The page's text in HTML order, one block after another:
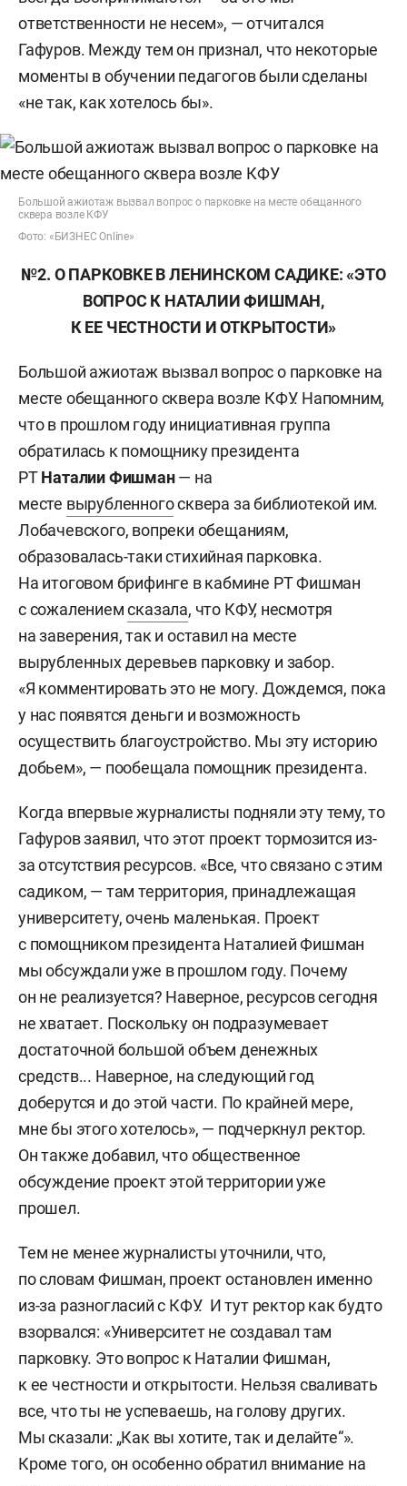
ответственности не несем», — отчитался
Гафуров. Между тем он признал, что некоторые
моменты в обучении педагогов были сделаны
«не так, как хотелось бы».
Большой ажиотаж вызвал вопрос о парковке на месте обещанного
сквера возле КФУ
Фото: «БИЗНЕС Online»
№2. О ПАРКОВКЕ В ЛЕНИНСКОМ САДИКЕ: «ЭТО
ВОПРОС К НАТАЛИИ ФИШМАН,
К ЕЕ ЧЕСТНОСТИ И ОТКРЫТОСТИ»
Большой ажиотаж вызвал вопрос о парковке на
месте обещанного сквера возле КФУ. Напомним,
что в прошлом году инициативная группа
обратилась к помощнику президента
РТНаталии Фишман— на
месте вырубленногосквера за библиотекой им.
Лобачевского, вопреки обещаниям,
образовалась-таки стихийная парковка.
На итоговом брифинге в кабмине РТ Фишман
с сожалениемсказала, что КФУ, несмотря
на заверения, так и оставил на месте
вырубленных деревьев парковку и забор.
«Я комментировать это не могу. Дождемся, пока
у нас появятся деньги и возможность
осуществить благоустройство. Мы эту историю
добьем», — пообещала помощник президента.
Когда впервые журналисты подняли эту тему, то
Гафуров заявил, что этот проект тормозится из-
за отсутствия ресурсов. «Все, что связано с этим
садиком, — там территория, принадлежащая
университету, очень маленькая. Проект
с помощником президента Наталией Фишман
мы обсуждали уже в прошлом году. Почему
он не реализуется? Наверное, ресурсов сегодня
не хватает. Поскольку он подразумевает
достаточной большой объем денежных
средств... Наверное, на следующий год
доберутся и до этой части. По крайней мере,
мне бы этого хотелось», — подчеркнул ректор.
Он также добавил, что общественное
обсуждение проект этой территории уже
прошел.
Тем не менее журналисты уточнили, что,
по словам Фишман, проект остановлен именно
из-за разногласий с КФУ. И тут ректор как будто
взорвался: «Университет не создавал там
парковку. Это вопрос к Наталии Фишман,
к ее честности и открытости. Нельзя сваливать
все, что ты не успеваешь, на голову других.
Мы сказали: „Как вы хотите, так и делайте“».
Кроме того, он особенно обратил внимание на